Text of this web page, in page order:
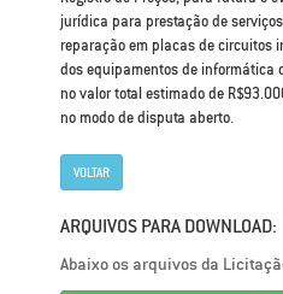
jurídica para prestação de
reparação em placas de circuitos
dos equipamentos de informática
no valor total estimado de
no modo de disputa aberto.
VOLTAR
ARQUIVOS PARA DOWNLOAD:
Abaixo os arquivos da